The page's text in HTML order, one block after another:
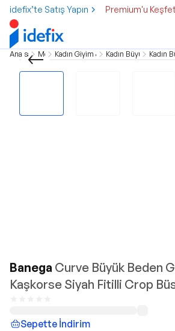
idefix’te Satış Yapın Premium'u Keşfet
Ana sayfaModaKadın Giyim & AksesuarKadın Büyük Beden
Kadın
Banega Curve Büyük Beden
Kaşkorse Siyah Fitilli Crop
Sepette İndirim